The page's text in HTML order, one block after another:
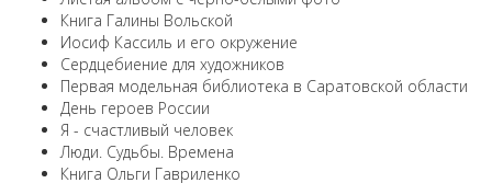
Книга Галины Вольской
Иосиф Кассиль и его окружение
Сердцебиение для художников
Первая модельная библиотека в Саратовской области
День героев России
Я - счастливый человек
Люди. Судьбы. Времена
Книга Ольги Гавриленко